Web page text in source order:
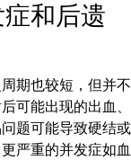
和后遗
期也较短，但并不
可能出现的出血、
题可能导致硬结或
严重的并发症如血